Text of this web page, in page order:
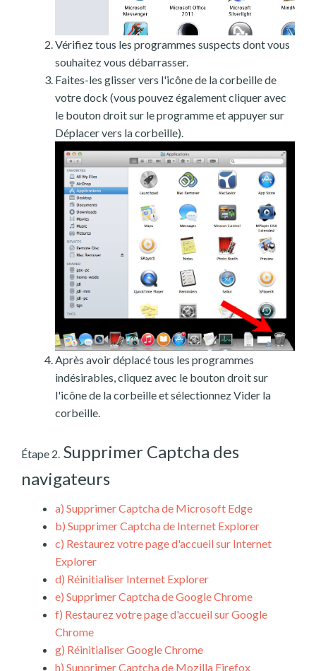
Vérifiez tous les programmes suspects dont vous
souhaitez vous débarrasser.
Faites-les glisser vers l'icône de la corbeille de
votre dock (vous pouvez également cliquer avec
le bouton droit sur le programme et appuyer sur
Déplacer vers la corbeille).
Après avoir déplacé tous les programmes
indésirables, cliquez avec le bouton droit sur
l'icône de la corbeille et sélectionnez Vider la
corbeille.
Étape 2. Supprimer Captcha des
navigateurs
a) Supprimer Captcha de Microsoft Edge
b) Supprimer Captcha de Internet Explorer
c) Restaurez votre page d'accueil sur Internet
Explorer
d) Réinitialiser Internet Explorer
e) Supprimer Captcha de Google Chrome
f) Restaurez votre page d'accueil sur Google
Chrome
g) Réinitialiser Google Chrome
h) Supprimer Captcha de Mozilla Firefox